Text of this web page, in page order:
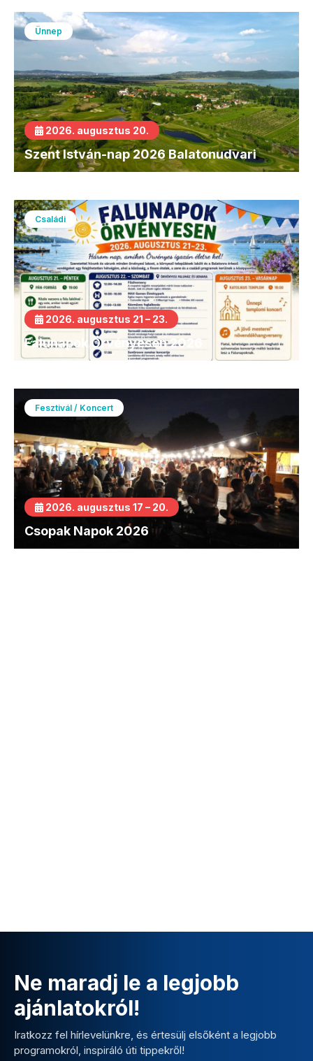
Ünnep
2026. augusztus 20.
Szent István-nap 2026 Balatonudvari
Családi
2026. augusztus 21 – 23.
Falunapok Örvényesen 2026
Fesztivál / Koncert
2026. augusztus 17 – 20.
Csopak Napok 2026
Ne maradj le a legjobb
ajánlatokról!
Iratkozz fel hírlevelünkre, és értesülj elsőként a legjobb
programokról, inspiráló úti tippekről!